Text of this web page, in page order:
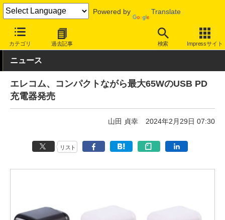
Powered by Translate
カテゴリ 過去記事 検索 Impressサイト
INTERNET Watch ハードウェア
ニュース
エレコム、コンパクトながら最大65WのUSB PD
充電器発売
山田 貞幸 2024年2月29日 07:30
リスト